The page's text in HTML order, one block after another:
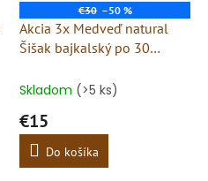
€30 –50 %
Akcia 3x Medveď natural
Šišak bajkalský po 30
Skladom (>5 ks)
€15
Do košíka